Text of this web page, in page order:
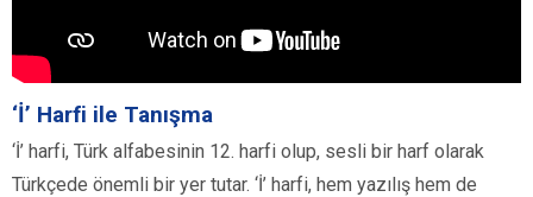
‘İ’ Harfi ile Tanışma
‘İ’ harfi, Türk alfabesinin 12. harfi olup, sesli bir harf olarak
Türkçede önemli bir yer tutar. ‘İ’ harfi, hem yazılış hem de